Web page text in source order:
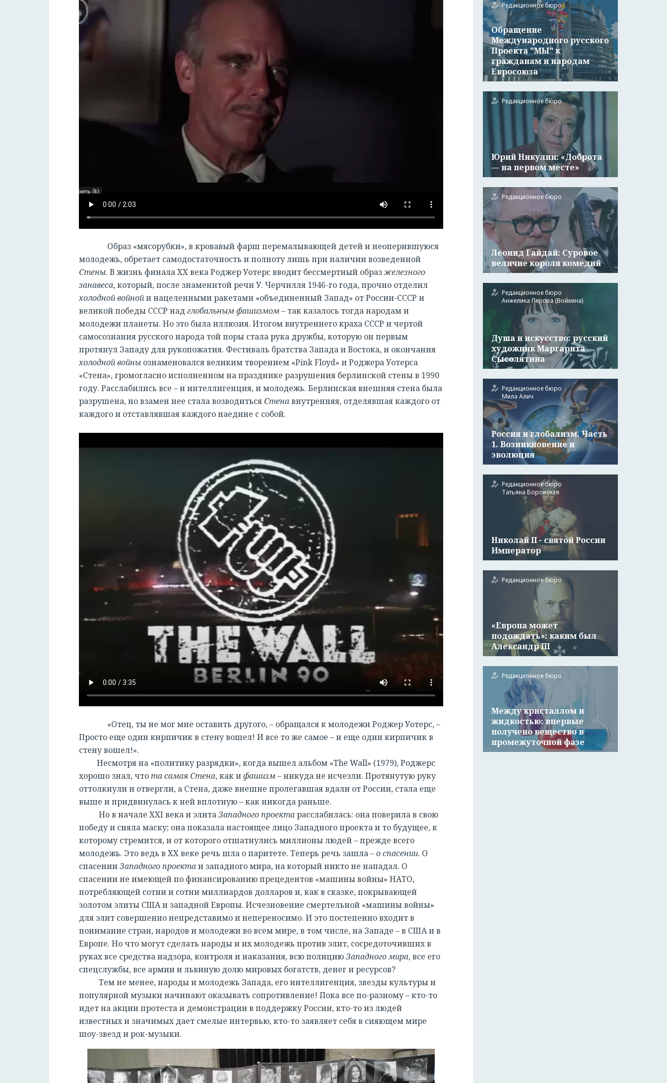
Образ «мясорубки», в кровавый фарш перемалывающей детей и неоперившуюся
молодежь, обретает самодостаточность и полноту лишь при наличии возведенной
Стены. В жизнь финала XX века Роджер Уотерс вводит бессмертный образжелезного
занавеса, который, после знаменитой речи У. Черчилля 1946-го года, прочно отделил
холодной войнойи нацеленными ракетами «объединенный Запад» от России-СССР и
великой победы СССР над глобальным фашизмом– так казалось тогда народам и
молодежи планеты. Но это была иллюзия. Итогом внутреннего краха СССР и чертой
самосознания русского народа той поры стала рука дружбы, которую он первым
протянул Западу для рукопожатия. Фестиваль братства Запада и Востока, и окончания
холодной войны ознаменовался великим творением «Pink Floyd» и Роджера Уотерса
«Стена», громогласно исполненном на празднике разрушения берлинской стены в 1990
году. Расслабились все – и интеллигенция, и молодежь. Берлинская внешняя стена была
разрушена, но взамен нее стала возводиться Стенавнутренняя, отделявшая каждого от
каждого и отставлявшая каждого наедине с собой.
«Отец, ты не мог мне оставить другого, – обращался к молодежи Роджер Уотерс, –
Просто еще один кирпичик в стену вошел! И все то же самое – и еще один кирпичик в
стену вошел!».
Несмотря на «политику разрядки», когда вышел альбом «The Wall» (1979), Роджерс
хорошо знал, чтота самая Стена, как ифашизм– никуда не исчезли. Протянутую руку
оттолкнули и отвергли, а Стена, даже внешне пролегавшая вдали от России, стала еще
выше и придвинулась к ней вплотную – как никогда раньше.
Но в начале XXI века и элитаЗападного проектарасслабилась: она поверила в свою
победу и сняла маску; она показала настоящее лицо Западного проекта и то будущее, к
которому стремится, и от которого отшатнулись миллионы людей – прежде всего
молодежь. Это ведь в ХХ веке речь шла о паритете. Теперь речь зашла –о спасении. О
спасенииЗападного проектаи западного мира, на который никто не нападал. О
спасении не имеющей по финансированию прецедентов «машины войны» НАТО,
потребляющей сотни и сотни миллиардов долларов и, как в сказке, покрывающей
золотом элиты США и западной Европы. Исчезновение смертельной «машины войны»
для элит совершенно непредставимо и непереносимо. И это постепенно входит в
понимание стран, народов и молодежи во всем мире, в том числе, на Западе – в США и в
Европе. Но что могут сделать народы и их молодежь против элит, сосредоточивших в
руках все средства надзора, контроля и наказания, всю полициюЗападного мира, все его
спецслужбы, все армии и львиную долю мировых богатств, денег и ресурсов?
Тем не менее, народы и молодежь Запада, его интеллигенция, звезды культуры и
популярной музыки начинают оказывать сопротивление! Пока все по-разному – кто-то
идет на акции протеста и демонстрации в поддержку России, кто-то из людей
известных и значимых дает смелые интервью, кто-то заявляет себя в сияющем мире
шоу-звезд и рок-музыки.
Редакционное бюро
Обращение
Международного русского
Проекта "МЫ" к
гражданам и народам
Евросоюза
Редакционное бюро
Юрий Никулин: «Доброта
— на первом месте»
Редакционное бюро
Леонид Гайдай: Суровое
величие короля комедий
Редакционное бюро
Анжелика Перова (Войкина)
Душа и искусство: русский
художник Маргарита
Сысолятина
Редакционное бюро
Мила Алич
Россия и глобализм. Часть
1. Возникновение и
эволюция
Редакционное бюро
Татьяна Боровская
Николай II - святой России
Император
Редакционное бюро
«Европа может
подождать»: каким был
Александр III
Редакционное бюро
Между кристаллом и
жидкостью: впервые
получено вещество в
промежуточной фазе
РЕГИСТРАЦИЯ